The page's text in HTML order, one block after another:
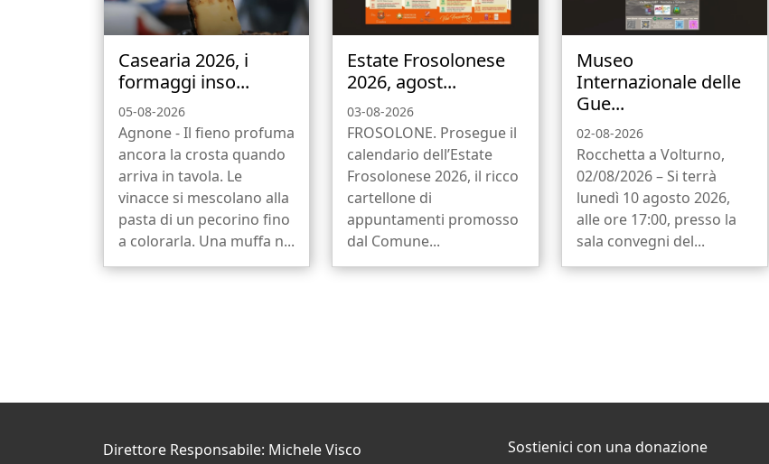
Casearia 2026, i
formaggi inso...
05-08-2026
Agnone - Il fieno profuma
ancora la crosta quando
arriva in tavola. Le
vinacce si mescolano alla
pasta di un pecorino fino
a colorarla. Una muffa n...
Estate Frosolonese
2026, agost...
03-08-2026
FROSOLONE. Prosegue il
calendario dell’Estate
Frosolonese 2026, il ricco
cartellone di
appuntamenti promosso
dal Comune...
Museo
Internazionale delle
Gue...
02-08-2026
Rocchetta a Volturno,
02/08/2026 – Si terrà
lunedì 10 agosto 2026,
alle ore 17:00, presso la
sala convegni del...
Direttore Responsabile: Michele Visco Sostienici con una donazione